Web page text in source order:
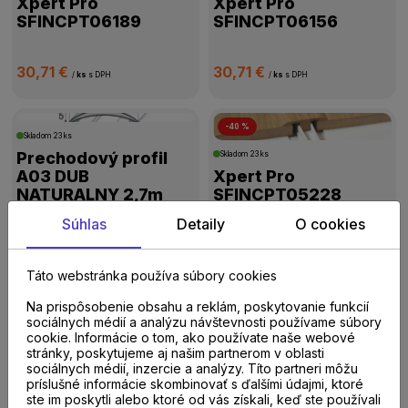
SFINCPT06189
30,71 €/ ks s DPH
SFINCPT06156
30,71 € / ks s DPH
Skladom23 ks
Prechodový profil
A03 DUB
NATURALNY 2,7m
28,71 €/ks s DPH
-40 %
Skladom 23 ks
Xpert Pro
SFINCPT05228
18,42 €/kss DPH
Skladom14 ks
Prechodový profil
A13 DUB NATURALNY
2,7m
-40 % Dopredaj
Skladom13 ks
Schodový profil A36
DUB ARCTIC 0,9m
Súhlas Detaily O cookies
Táto webstránka používa súbory cookies
Na prispôsobenie obsahu a reklám, poskytovanie funkcií
sociálnych médií a analýzu návštevnosti používame súbory
cookie. Informácie o tom, ako používate naše webové
stránky, poskytujeme aj našim partnerom v oblasti
sociálnych médií, inzercie a analýzy. Títo partneri môžu
príslušné informácie skombinovať s ďalšími údajmi, ktoré
ste im poskytli alebo ktoré od vás získali, keď ste používali